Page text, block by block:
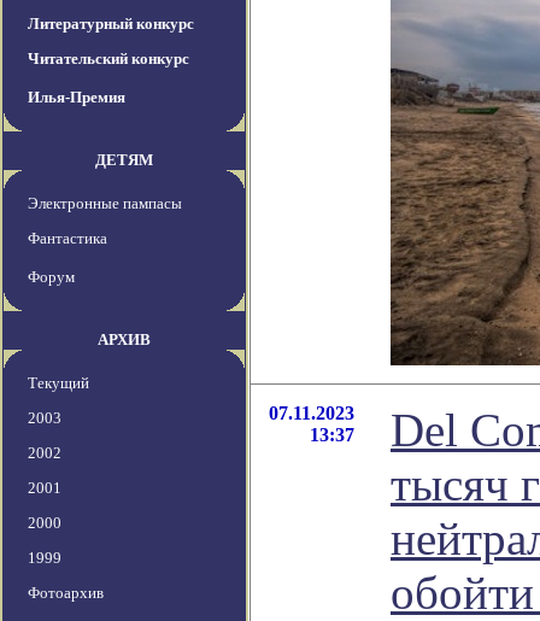
Литературный конкурс
Читательский конкурс
Илья-Премия
ДЕТЯМ
Электронные пампасы
Фантастика
Форум
АРХИВ
Текущий
2003
2002
2001
2000
1999
Фотоархив
07.11.2023
13:37
Del
тысяч